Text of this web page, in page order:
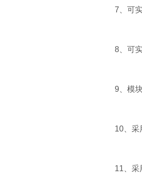
7、可实
8、可实
9、模块
10、采用
11、采用